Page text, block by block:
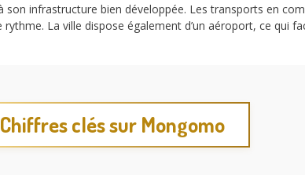
infrastructure bien développée. Les transports en
La ville dispose également d’un aéroport, ce qui
Chiffres clés sur Mongomo